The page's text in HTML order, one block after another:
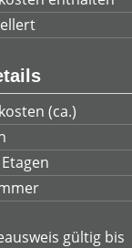
(ca.)
gültig bis